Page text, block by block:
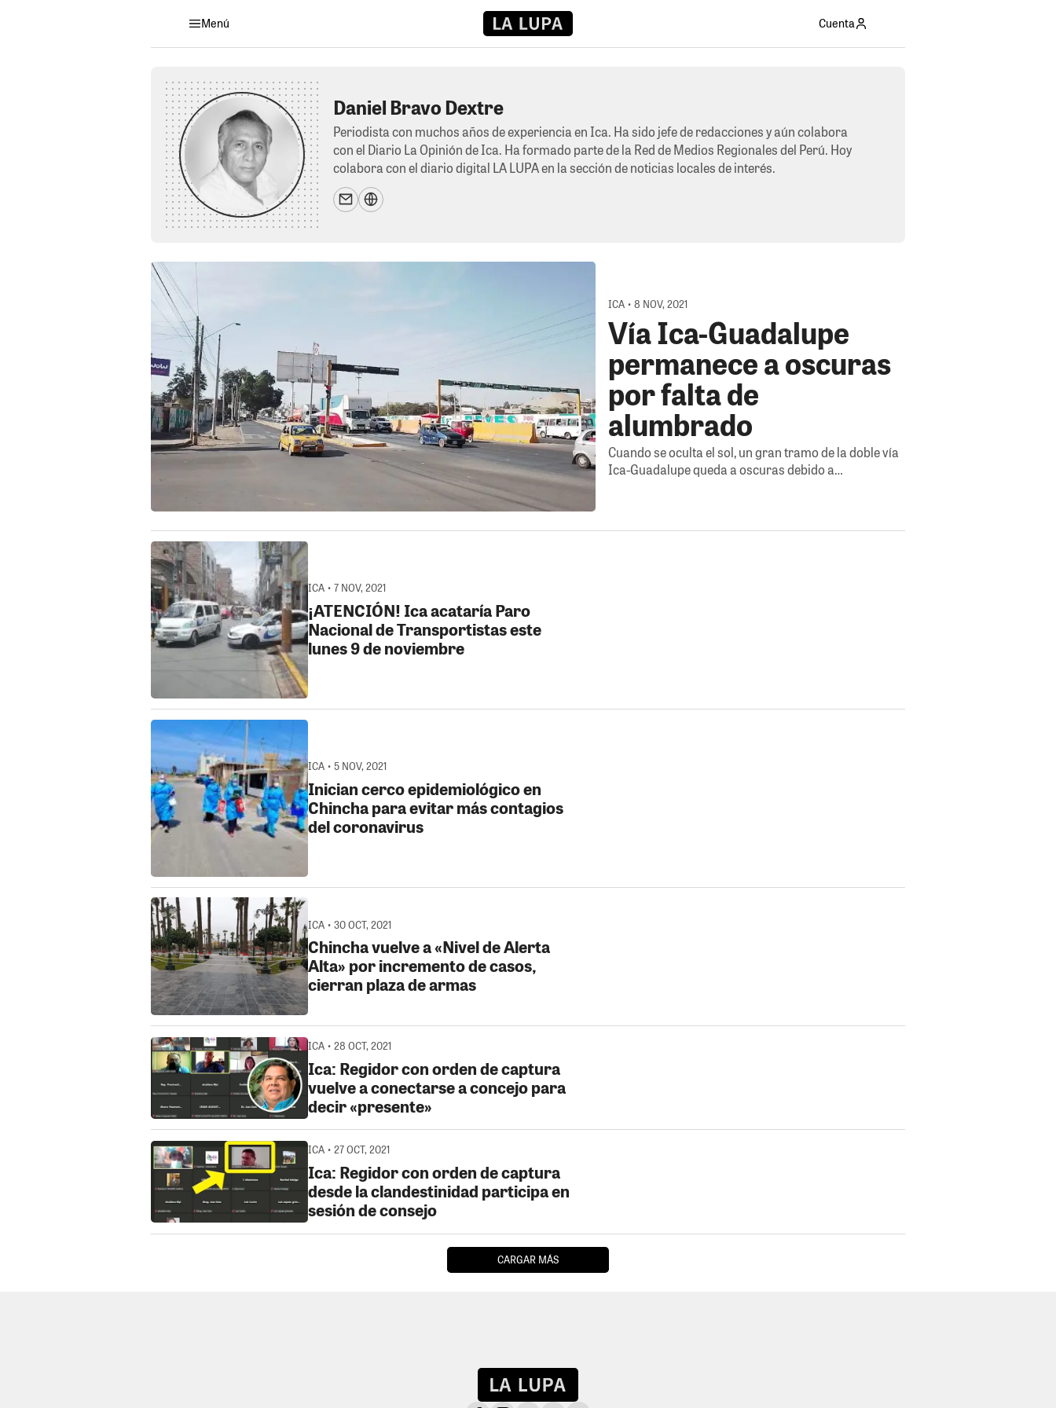
Menú Cuenta
Daniel Bravo Dextre
Periodista con muchos años de experiencia en Ica. Ha sido jefe de redacciones y aún colabora
con el Diario La Opinión de Ica. Ha formado parte de la Red de Medios Regionales del Perú. Hoy
colabora con el diario digital LA LUPA en la sección de noticias locales de interés.
ICA • 8 NOV, 2021
Vía Ica-Guadalupe
permanece a oscuras
por falta de
alumbrado
Cuando se oculta el sol, un gran tramo de la doble vía
Ica-Guadalupe queda a oscuras debido a…
ICA • 7 NOV, 2021
¡ATENCIÓN! Ica acataría Paro
Nacional de Transportistas este
lunes 9 de noviembre
ICA • 5 NOV, 2021
Inician cerco epidemiológico en
Chincha para evitar más contagios
del coronavirus
ICA • 30 OCT, 2021
Chincha vuelve a «Nivel de Alerta
Alta» por incremento de casos,
cierran plaza de armas
ICA • 28 OCT, 2021
Ica: Regidor con orden de captura
vuelve a conectarse a concejo para
decir «presente»
ICA • 27 OCT, 2021
Ica: Regidor con orden de captura
desde la clandestinidad participa en
sesión de consejo
CARGAR MÁS